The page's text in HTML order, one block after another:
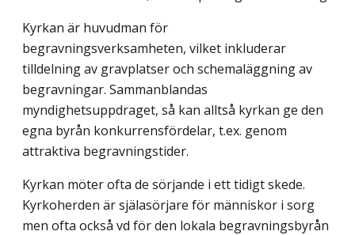
Kyrkan är huvudman för
begravningsverksamheten, vilket inkluderar
tilldelning av gravplatser och schemaläggning av
begravningar. Sammanblandas
myndighetsuppdraget, så kan alltså kyrkan ge den
egna byrån konkurrensfördelar, t.ex. genom
attraktiva begravningstider.
Kyrkan möter ofta de sörjande i ett tidigt skede.
Kyrkoherden är själasörjare för människor i sorg
men ofta också vd för den lokala begravningsbyrån